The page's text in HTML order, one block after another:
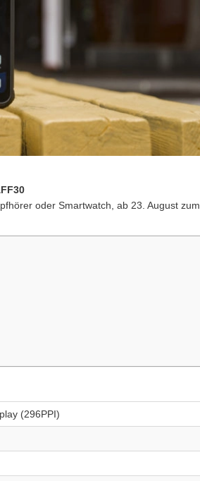
oder Smartwatch, ab 23. August zum
(296PPI)